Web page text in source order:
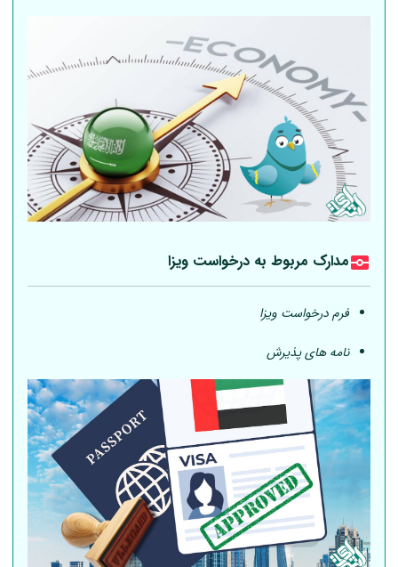
مدارک مربوط به درخواست ویزا
فرم درخواست ویزا
نامه های پذیرش